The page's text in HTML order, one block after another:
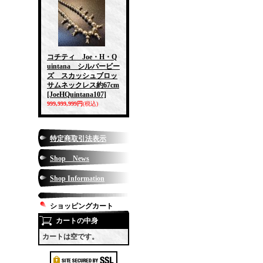
コチティ Joe・H・Q
uintana シルバービー
ズ スカッシュブロッ
サムネックレス約67cm
[JoeHQuintana107]
999,999,999円(税込)
特定商取引法表示
Shop News
Shop Information
ショッピングカート
カートの中身
カートは空です。